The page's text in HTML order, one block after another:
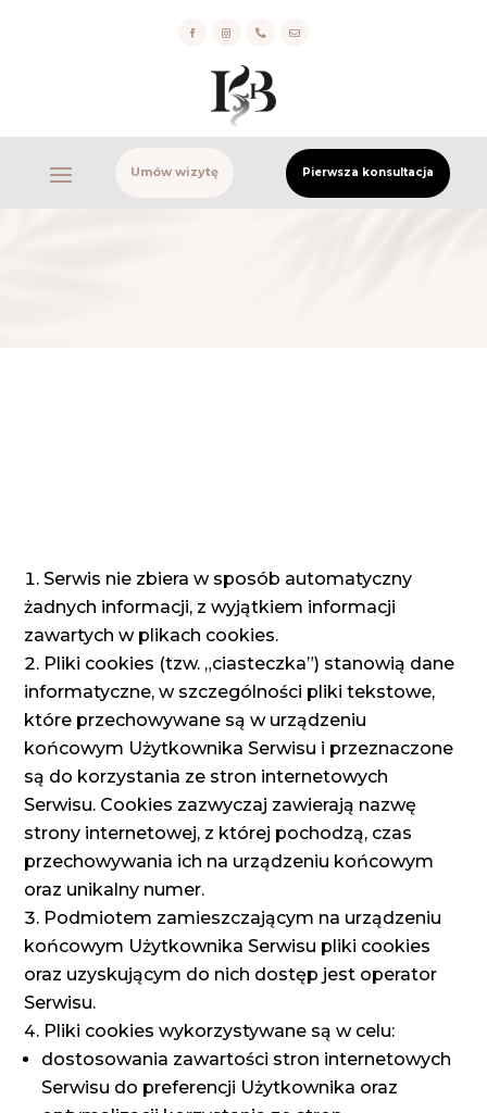
 
Umów wizytę Pierwsza konsultacja
Serwis nie zbiera w sposób automatyczny
żadnych informacji, z wyjątkiem informacji
zawartych w plikach cookies.
Pliki cookies (tzw. „ciasteczka”) stanowią dane
informatyczne, w szczególności pliki tekstowe,
które przechowywane są w urządzeniu
końcowym Użytkownika Serwisu i przeznaczone
są do korzystania ze stron internetowych
Serwisu. Cookies zazwyczaj zawierają nazwę
strony internetowej, z której pochodzą, czas
przechowywania ich na urządzeniu końcowym
oraz unikalny numer.
Podmiotem zamieszczającym na urządzeniu
końcowym Użytkownika Serwisu pliki cookies
oraz uzyskującym do nich dostęp jest operator
Serwisu.
Pliki cookies wykorzystywane są w celu:
dostosowania zawartości stron internetowych
Serwisu do preferencji Użytkownika oraz